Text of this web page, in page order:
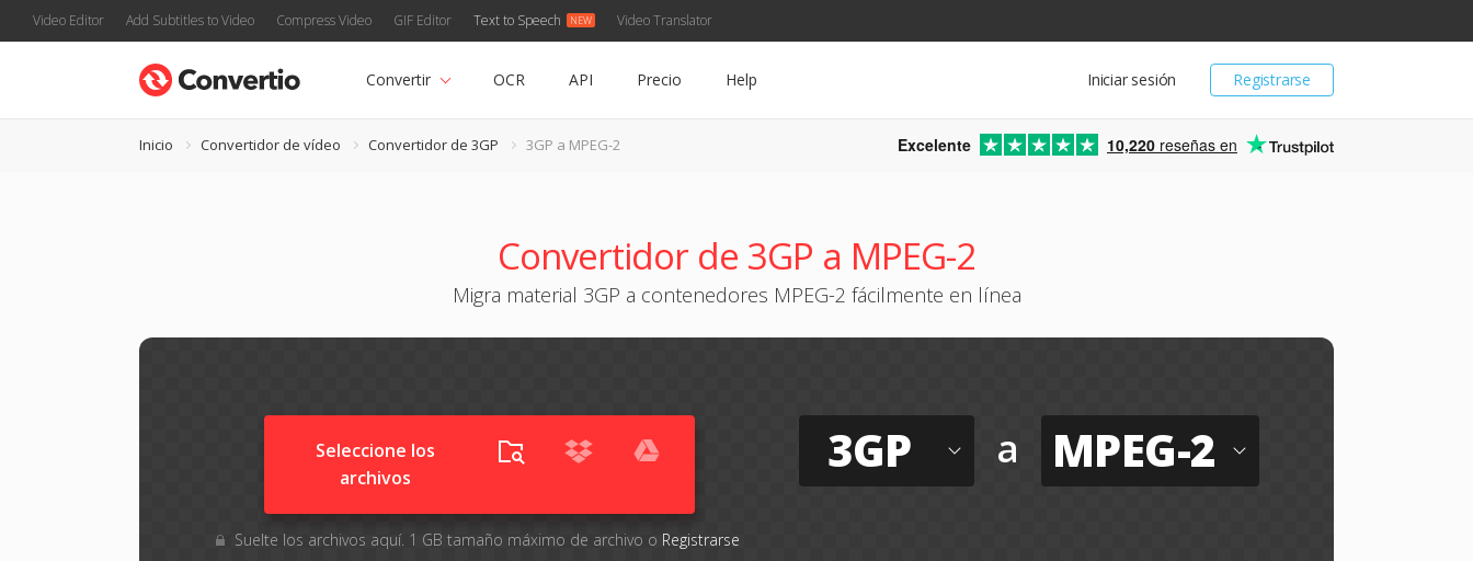
Video Editor Add Subtitles to Video Compress Video GIF Editor Text to Speech Video Translator
Registrarse
Iniciar sesión
Convertir OCR API Precio Help
Inicio Convertidor de vídeo Convertidor de 3GP 3GP a MPEG-2 Excelente 10,220 reseñas en
Convertidor de 3GP a MPEG-2
Migra material 3GP a contenedores MPEG-2 fácilmente en línea
Seleccione los
archivos
Suelte los archivos aquí. 1 GB tamaño máximo de archivo o Registrarse
3GP a MPEG-2